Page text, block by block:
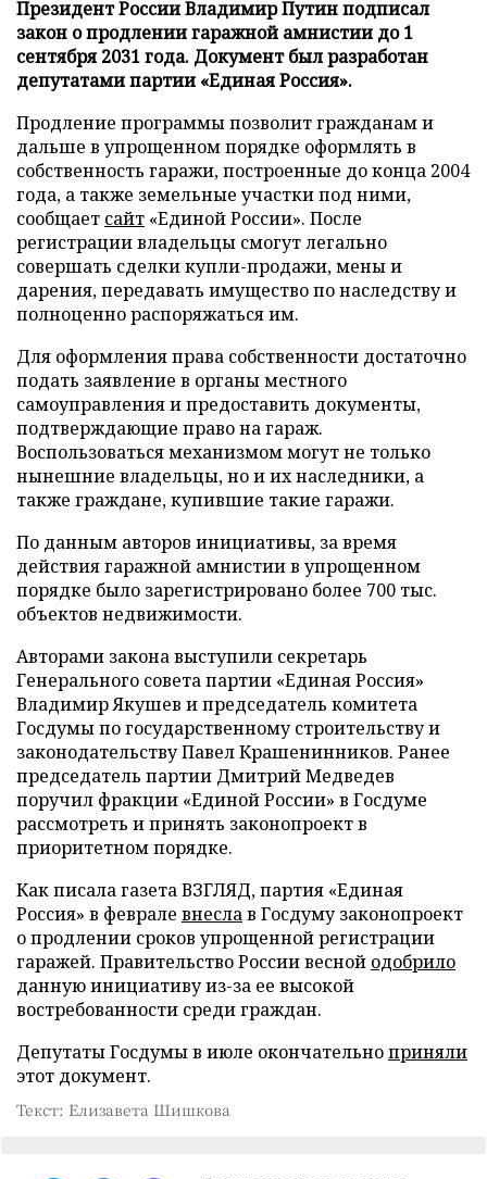
Президент России Владимир Путин подписал
закон о продлении гаражной амнистии до 1
сентября 2031 года. Документ был разработан
депутатами партии «Единая Россия».
Продление программы позволит гражданам и
дальше в упрощенном порядке оформлять в
собственность гаражи, построенные до конца 2004
года, а также земельные участки под ними,
сообщает сайт «Единой России». После
регистрации владельцы смогут легально
совершать сделки купли-продажи, мены и
дарения, передавать имущество по наследству и
полноценно распоряжаться им.
Для оформления права собственности достаточно
подать заявление в органы местного
самоуправления и предоставить документы,
подтверждающие право на гараж.
Воспользоваться механизмом могут не только
нынешние владельцы, но и их наследники, а
также граждане, купившие такие гаражи.
По данным авторов инициативы, за время
действия гаражной амнистии в упрощенном
порядке было зарегистрировано более 700 тыс.
объектов недвижимости.
Авторами закона выступили секретарь
Генерального совета партии «Единая Россия»
Владимир Якушев и председатель комитета
Госдумы по государственному строительству и
законодательству Павел Крашенинников. Ранее
председатель партии Дмитрий Медведев
поручил фракции «Единой России» в Госдуме
рассмотреть и принять законопроект в
приоритетном порядке.
Как писала газета ВЗГЛЯД, партия «Единая
Россия» в феврале внеслав Госдуму законопроект
о продлении сроков упрощенной регистрации
гаражей. Правительство России весной одобрило
данную инициативу из-за ее высокой
востребованности среди граждан.
Депутаты Госдумы в июле окончательноприняли
этот документ.
Текст: Елизавета Шишкова